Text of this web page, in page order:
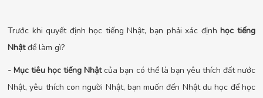
Trước khi quyết định học tiếng Nhật, bạn phải xác định học tiếng
Nhậtđể làm gì?
- Mục tiêu học tiếng Nhậtcủa bạn có thể là bạn yêu thích đất nước
Nhật, yêu thích con người Nhật, bạn muốn đến Nhật du học để học